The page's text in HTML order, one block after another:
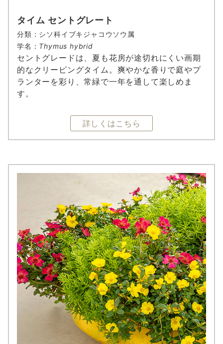
タイム セントグレート
分類：シソ科イブキジャコウソウ属
学名： Thymus hybrid
セントグレードは、夏も花房が途切れにくい画期
的なクリーピングタイム。爽やかな香りで庭やプ
ランターを彩り、常緑で一年を通して楽しめま
す。
詳しくはこちら